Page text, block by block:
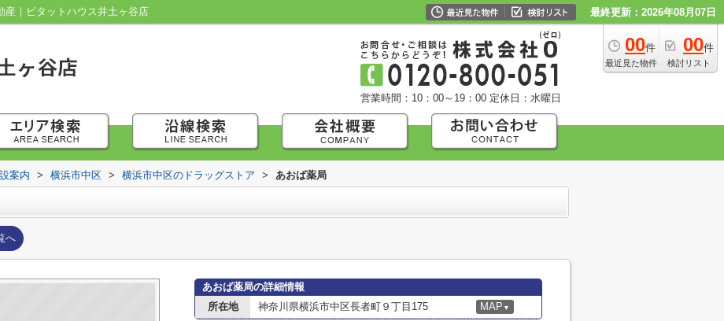
産｜ピタットハウス井土ヶ谷店 最終更新：2026年08月07日
00件
最近見た物件
00件
検討リスト
営業時間：10：00～19：00 定休日：水曜日
案内 > 横浜市中区 > 横浜市中区のドラッグストア > あおば薬局
へ
あおば薬局の詳細情報
所在地
神奈川県横浜市中区長者町９丁目175 MAP ▼